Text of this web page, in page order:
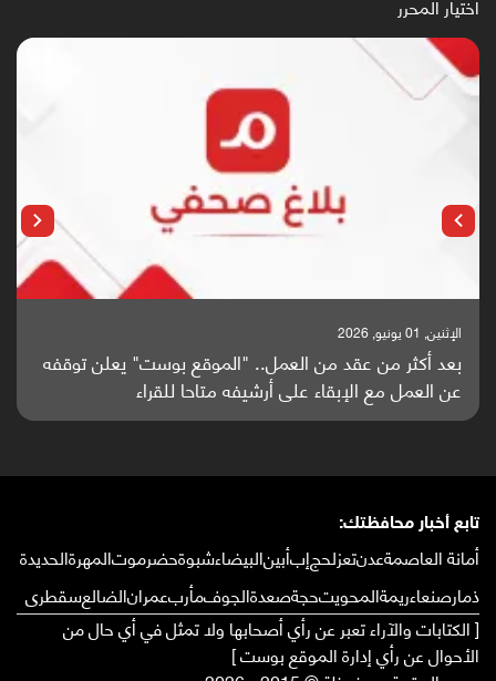
الإثنين, 01 يونيو, 2026
بعد أكثر من عقد من العمل.. "الموقع بوست" يعلن توقفه
عن العمل مع الإبقاء على أرشيفه متاحا للقراء
تابع أخبار محافظتك:
أمانة العاصمةعدنتعزلحجإبأبينالبيضاءشبوةحضرموتالمهرةالحديدة
ذمارصنعاءريمةالمحويتحجةصعدةالجوفمأربعمرانالضالعسقطرى
[ الكتابات والآراء تعبر عن رأي أصحابها ولا تمثل في أي حال من
الأحوال عن رأي إدارة الموقع بوست ]